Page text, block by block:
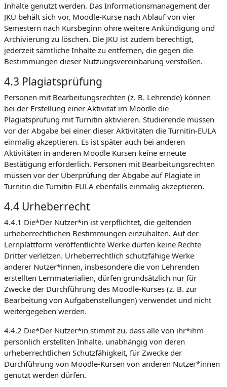
Inhalte genutzt werden. Das Informationsmanagement der
JKU behält sich vor, Moodle-Kurse nach Ablauf von vier
Semestern nach Kursbeginn ohne weitere Ankündigung und
Archivierung zu löschen. Die JKU ist zudem berechtigt,
jederzeit sämtliche Inhalte zu entfernen, die gegen die
Bestimmungen dieser Nutzungsvereinbarung verstoßen.
4.3 Plagiatsprüfung
Personen mit Bearbeitungsrechten (z. B. Lehrende) können
bei der Erstellung einer Aktivität im Moodle die
Plagiatsprüfung mit Turnitin aktivieren. Studierende müssen
vor der Abgabe bei einer dieser Aktivitäten die Turnitin-EULA
einmalig akzeptieren. Es ist später auch bei anderen
Aktivitäten in anderen Moodle Kursen keine erneute
Bestätigung erforderlich. Personen mit Bearbeitungsrechten
müssen vor der Überprüfung der Abgabe auf Plagiate in
Turnitin die Turnitin-EULA ebenfalls einmalig akzeptieren.
4.4 Urheberrecht
4.4.1 Die*Der Nutzer*in ist verpflichtet, die geltenden
urheberrechtlichen Bestimmungen einzuhalten. Auf der
Lernplattform veröffentlichte Werke dürfen keine Rechte
Dritter verletzen. Urheberrechtlich schutzfähige Werke
anderer Nutzer*innen, insbesondere die von Lehrenden
erstellten Lernmaterialien, dürfen grundsätzlich nur für
Zwecke der Durchführung des Moodle-Kurses (z. B. zur
Bearbeitung von Aufgabenstellungen) verwendet und nicht
weitergegeben werden.
4.4.2 Die*Der Nutzer*in stimmt zu, dass alle von ihr*ihm
persönlich erstellten Inhalte, unabhängig von deren
urheberrechtlichen Schutzfähigkeit, für Zwecke der
Durchführung von Moodle-Kursen von anderen Nutzer*innen
genutzt werden dürfen.